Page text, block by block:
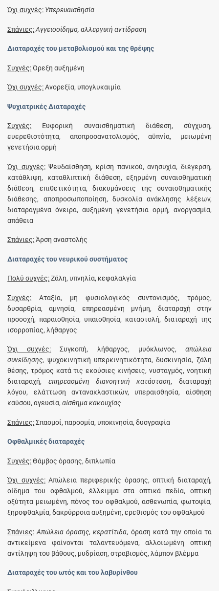
Όχι συχνές: Υπερευαισθησία
Σπάνιες:Αγγειοοίδημα, αλλεργική αντίδραση
Διαταραχές του μεταβολισμού και της θρέψης
Συχνές:Όρεξη αυξημένη
Όχι συχνές:Ανορεξία, υπογλυκαιμία
Ψυχιατρικές Διαταραχές
Συχνές: Ευφορική συναισθηματική διάθεση, σύγχυση,
ευερεθιστότητα, αποπροσανατολισμός, αϋπνία, μειωμένη
γενετήσια ορμή
Όχι συχνές:Ψευδαίσθηση, κρίση πανικού, ανησυχία, διέγερση,
κατάθλιψη, καταθλιπτική διάθεση, εξηρμένη συναισθηματική
διάθεση, επιθετικότητα, διακυμάνσεις της συναισθηματικής
διάθεσης, αποπροσωποποίηση, δυσκολία ανάκλησης λέξεων,
διαταραγμένα όνειρα, αυξημένη γενετήσια ορμή, ανοργασμία,
απάθεια
Σπάνιες:Άρση αναστολής
Διαταραχές του νευρικού συστήματος
Πολύ συχνές:Ζάλη, υπνηλία, κεφαλαλγία
Συχνές: Αταξία, μη φυσιολογικός συντονισμός, τρόμος,
δυσαρθρία, αμνησία, επηρεασμένη μνήμη, διαταραχή στην
προσοχή, παραισθησία, υπαισθησία, καταστολή, διαταραχή της
ισορροπίας, λήθαργος
Όχι συχνές: Συγκοπή, λήθαργος, μυόκλωνος, απώλεια
συνείδησης, ψυχοκινητική υπερκινητικότητα, δυσκινησία, ζάλη
θέσης, τρόμος κατά τις εκούσιες κινήσεις, νυσταγμός, νοητική
διαταραχή, επηρεασμένη διανοητική κατάσταση, διαταραχή
λόγου, ελάττωση αντανακλαστικών, υπεραισθησία, αίσθηση
καύσου, αγευσία,αίσθημα κακουχίας
Σπάνιες:Σπασμοί, παροσμία, υποκινησία, δυσγραφία
Οφθαλμικές διαταραχές
Συχνές:Θάμβος όρασης, διπλωπία
Όχι συχνές:Απώλεια περιφερικής όρασης, οπτική διαταραχή,
οίδημα του οφθαλμού, έλλειμμα στα οπτικά πεδία, οπτική
οξύτητα μειωμένη, πόνος του οφθαλμού, ασθενωπία, φωτοψία,
ξηροφθαλμία, δακρύρροια αυξημένη, ερεθισμός του οφθαλμού
Σπάνιες: Απώλεια όρασης,κερατίτιδα, όραση κατά την οποία τα
αντικείμενα φαίνονται ταλαντευόμενα, αλλοιωμένη οπτική
αντίληψη του βάθους, μυδρίαση, στραβισμός, λάμπον βλέμμα
Διαταραχές του ωτός και του λαβυρίνθου